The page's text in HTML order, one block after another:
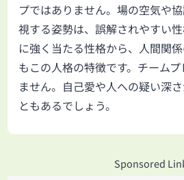
プではありません。場の空気や
視する姿勢は、誤解されやすい
に強く当たる性格から、人間関
もこの人格の特徴です。チーム
ません。自己愛や人への疑い深
ともあるでしょう。
Sponsored